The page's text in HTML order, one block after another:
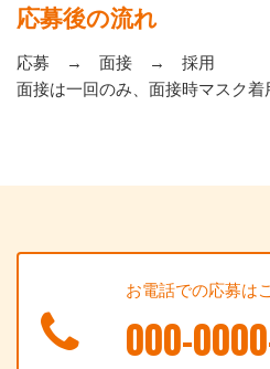
応募後の流れ
応募 → 面接 → 採用
面接は一回のみ、面接時マスク着
お電話での応募は
000-